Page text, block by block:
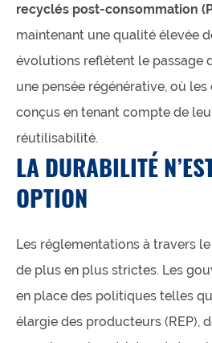
recyclés post-consommation
maintenant une qualité élevée
évolutions reflètent le passage
une pensée régénérative, où
conçus en tenant compte de
réutilisabilité.
LA DURABILITÉ
OPTION
Les réglementations à travers
de plus en plus strictes. Les
en place des politiques telles
élargie des producteurs (REP),